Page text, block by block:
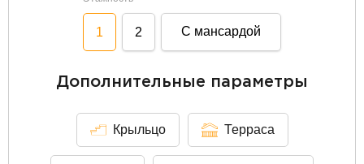
1 2 С мансардой
Дополнительные параметры
Крыльцо Терраса